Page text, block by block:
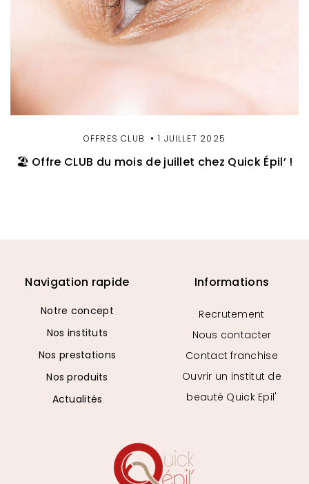
OFFRES CLUB 1 JUILLET 2025
🏖️ Offre CLUB du mois de juillet chez Quick Épil’ !
Navigation rapide
Notre concept
Nos instituts
Nos prestations
Nos produits
Actualités
Informations
Recrutement
Nous contacter
Contact franchise
Ouvrir un institut de
beauté Quick Epil'